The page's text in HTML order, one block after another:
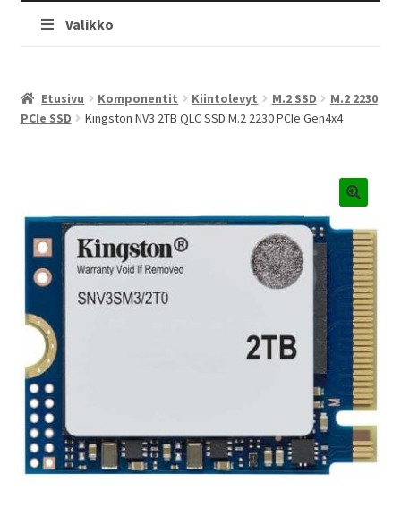
Valikko
Etusivu Komponentit Kiintolevyt M.2 SSD
M.2 2230
PCIe SSD
Kingston NV3 2TB QLC SSD M.2 2230 PCIe Gen4x4